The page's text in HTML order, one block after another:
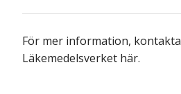
För mer information, kontakta
Läkemedelsverket här.